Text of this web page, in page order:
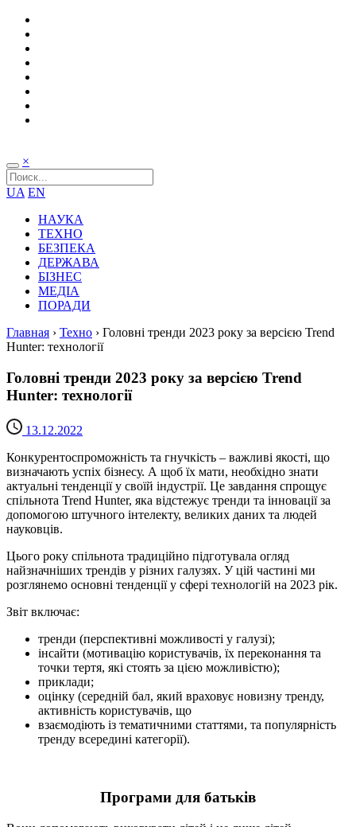
×
UA EN
НАУКА
ТЕХНО
БЕЗПЕКА
ДЕРЖАВА
БІЗНЕС
МЕДІА
ПОРАДИ
Главная › Техно › Головні тренди 2023 року за версією Trend
Hunter: технології
Головні тренди 2023 року за версією Trend
Hunter: технології
13.12.2022
Конкурентоспроможність та гнучкість – важливі якості, що
визначають успіх бізнесу. А щоб їх мати, необхідно знати
актуальні тенденції у своїй індустрії. Це завдання спрощує
спільнота Trend Hunter, яка відстежує тренди та інновації за
допомогою штучного інтелекту, великих даних та людей
науковців.
Цього року спільнота традиційно підготувала огляд
найзначніших трендів у різних галузях. У цій частині ми
розглянемо основні тенденції у сфері технологій на 2023 рік.
Звіт включає:
тренди (перспективні можливості у галузі);
інсайти (мотивацію користувачів, їх переконання та
точки тертя, які стоять за цією можливістю);
приклади;
оцінку (середній бал, який враховує новизну тренду,
активність користувачів, що
взаємодіють із тематичними статтями, та популярність
тренду всередині категорії).
Програми для батьків